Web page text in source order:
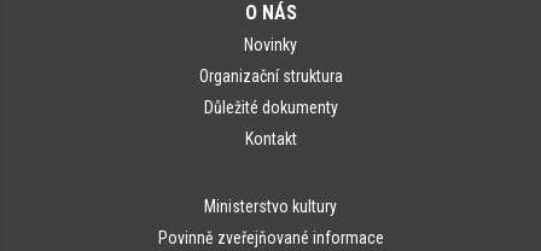
O NÁS
Novinky
Organizační struktura
Důležité dokumenty
Kontakt
Ministerstvo kultury
Povinně zveřejňované informace